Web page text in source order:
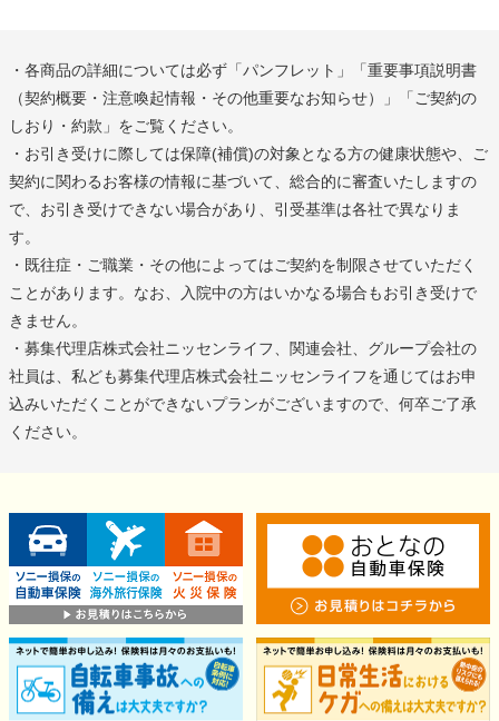
・各商品の詳細については必ず「パンフレット」「重要事項説明書
（契約概要・注意喚起情報・その他重要なお知らせ）」「ご契約の
しおり・約款」をご覧ください。
・お引き受けに際しては保障(補償)の対象となる方の健康状態や、ご
契約に関わるお客様の情報に基づいて、総合的に審査いたしますの
で、お引き受けできない場合があり、引受基準は各社で異なりま
す。
・既往症・ご職業・その他によってはご契約を制限させていただく
ことがあります。なお、入院中の方はいかなる場合もお引き受けで
きません。
・募集代理店株式会社ニッセンライフ、関連会社、グループ会社の
社員は、私ども募集代理店株式会社ニッセンライフを通じてはお申
込みいただくことができないプランがございますので、何卒ご了承
ください。